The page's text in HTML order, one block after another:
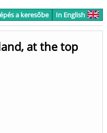
a keresőbe In English
at the top